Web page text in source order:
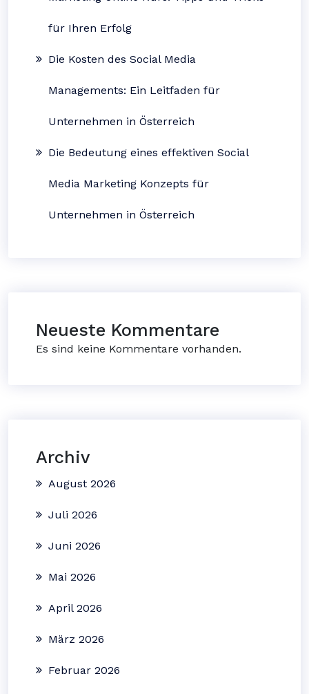
für Ihren Erfolg
Die Kosten des Social Media
Managements: Ein Leitfaden für
Unternehmen in Österreich
Die Bedeutung eines effektiven Social
Media Marketing Konzepts für
Unternehmen in Österreich
Neueste Kommentare
Es sind keine Kommentare vorhanden.
Archiv
August 2026
Juli 2026
Juni 2026
Mai 2026
April 2026
März 2026
Februar 2026